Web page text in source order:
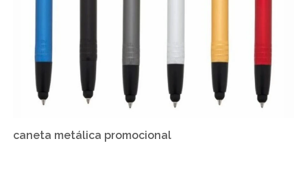
caneta metálica promocional